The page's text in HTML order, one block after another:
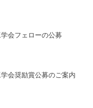
会フェローの公募
会奨励賞公募のご案内